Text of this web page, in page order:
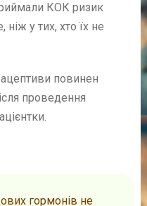
КОК ризик
у тих, хто їх не
повинен
проведення
гормонів не